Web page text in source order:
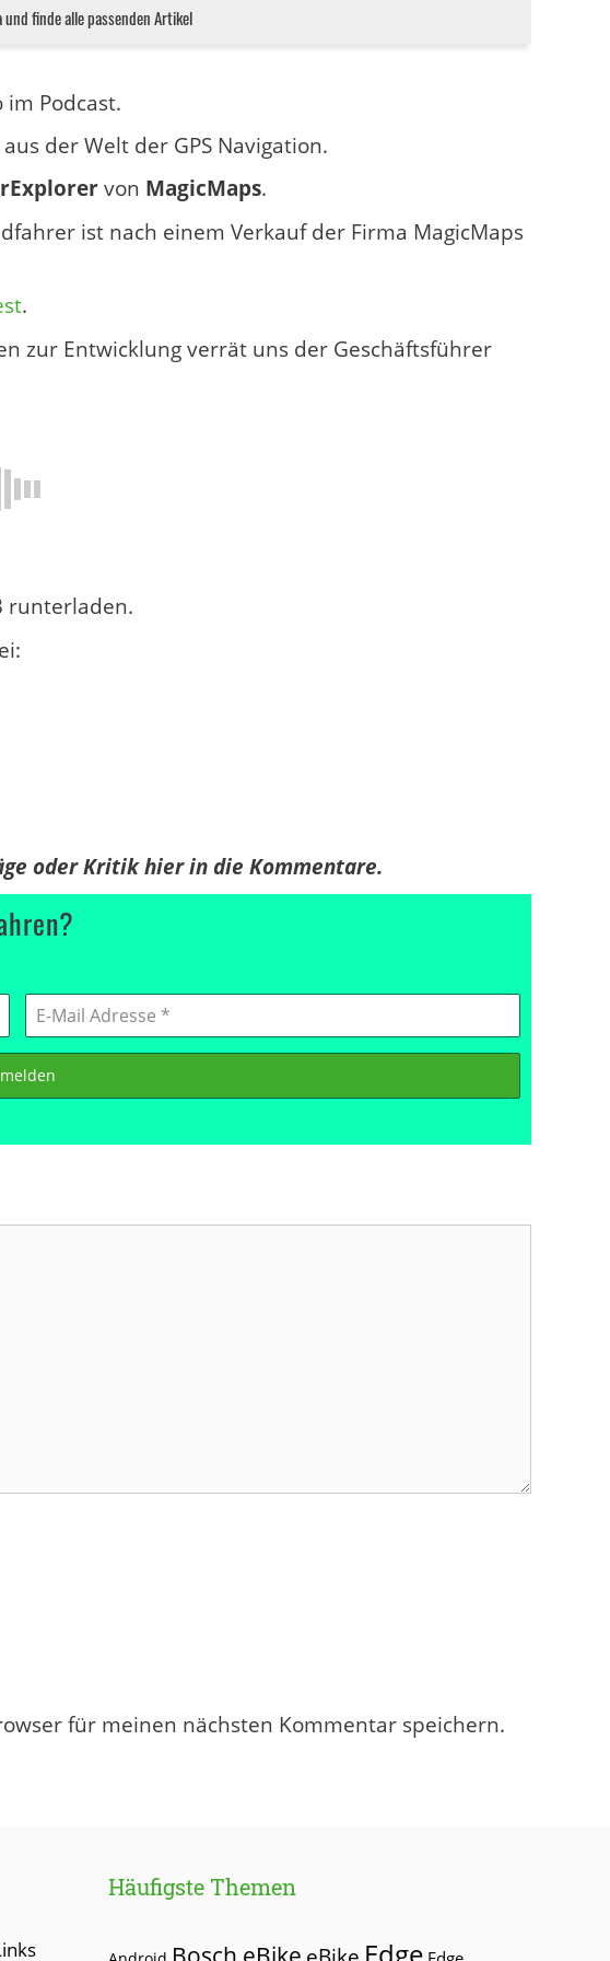
und finde alle passenden Artikel
im Podcast.
der Welt der GPS Navigation.
von MagicMaps.
ist nach einem Verkauf der Firma MagicMaps
.
zur Entwicklung verrät uns der Geschäftsführer
runterladen.
oder Kritik hier in die Kommentare.
für meinen nächsten Kommentar speichern.
Häufigste Themen